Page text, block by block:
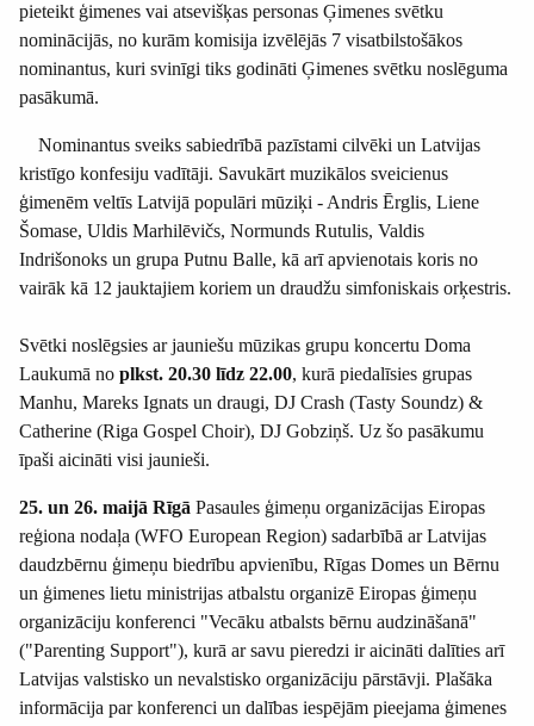
pieteikt ģimenes vai atsevišķas personas Ģimenes svētku
nominācijās, no kurām komisija izvēlējās 7 visatbilstošākos
nominantus, kuri svinīgi tiks godināti Ģimenes svētku noslēguma
pasākumā.
Nominantus sveiks sabiedrībā pazīstami cilvēki un Latvijas
kristīgo konfesiju vadītāji. Savukārt muzikālos sveicienus
ģimenēm veltīs Latvijā populāri mūziķi - Andris Ērglis, Liene
Šomase, Uldis Marhilēvičs, Normunds Rutulis, Valdis
Indrišonoks un grupa Putnu Balle, kā arī apvienotais koris no
vairāk kā 12 jauktajiem koriem un draudžu simfoniskais orķestris.
Svētki noslēgsies ar jauniešu mūzikas grupu koncertu Doma
Laukumā no plkst. 20.30 līdz 22.00, kurā piedalīsies grupas
Manhu, Mareks Ignats un draugi, DJ Crash (Tasty Soundz) &
Catherine (Riga Gospel Choir), DJ Gobziņš. Uz šo pasākumu
īpaši aicināti visi jaunieši.
25. un 26. maijā Rīgā Pasaules ģimeņu organizācijas Eiropas
reģiona nodaļa (WFO European Region) sadarbībā ar Latvijas
daudzbērnu ģimeņu biedrību apvienību, Rīgas Domes un Bērnu
un ģimenes lietu ministrijas atbalstu organizē Eiropas ģimeņu
organizāciju konferenci "Vecāku atbalsts bērnu audzināšanā"
("Parenting Support"), kurā ar savu pieredzi ir aicināti dalīties arī
Latvijas valstisko un nevalstisko organizāciju pārstāvji. Plašāka
informācija par konferenci un dalības iespējām pieejama ģimenes